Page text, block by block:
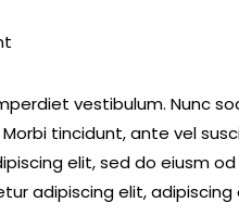
vestibulum. Nunc
tincidunt, ante vel
elit, sed do eiusm
adipiscing elit, adipiscing